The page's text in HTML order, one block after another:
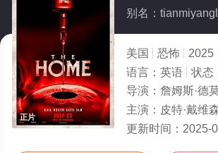
正片
别名：
美国 恐怖 2025
语言： 英语 状态
导演： 詹姆斯·德
主演： 皮特·戴维森,约翰·格洛弗,伊桑·菲利普
更新时间： 2025-